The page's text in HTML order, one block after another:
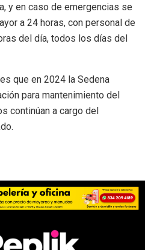
y en caso de emergencias se
a 24 horas, con personal de
del día, todos los días del
que en 2024 la Sedena
para mantenimiento del
continúan a cargo del